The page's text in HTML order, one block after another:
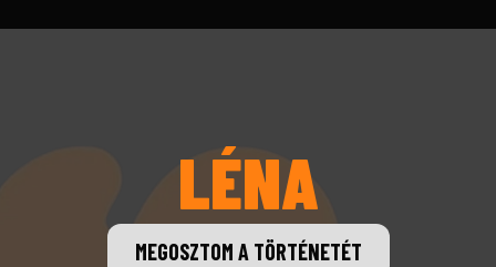
MEGOSZTOM A TÖRTÉNETÉT
LÉNA